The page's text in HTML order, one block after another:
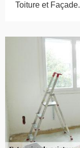
Toiture et Façade.